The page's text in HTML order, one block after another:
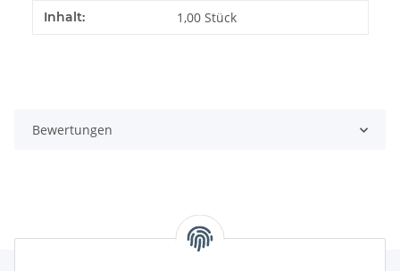
Produkteigenschaft
Wert
Inhalt: 1,00 Stück
Bewertungen